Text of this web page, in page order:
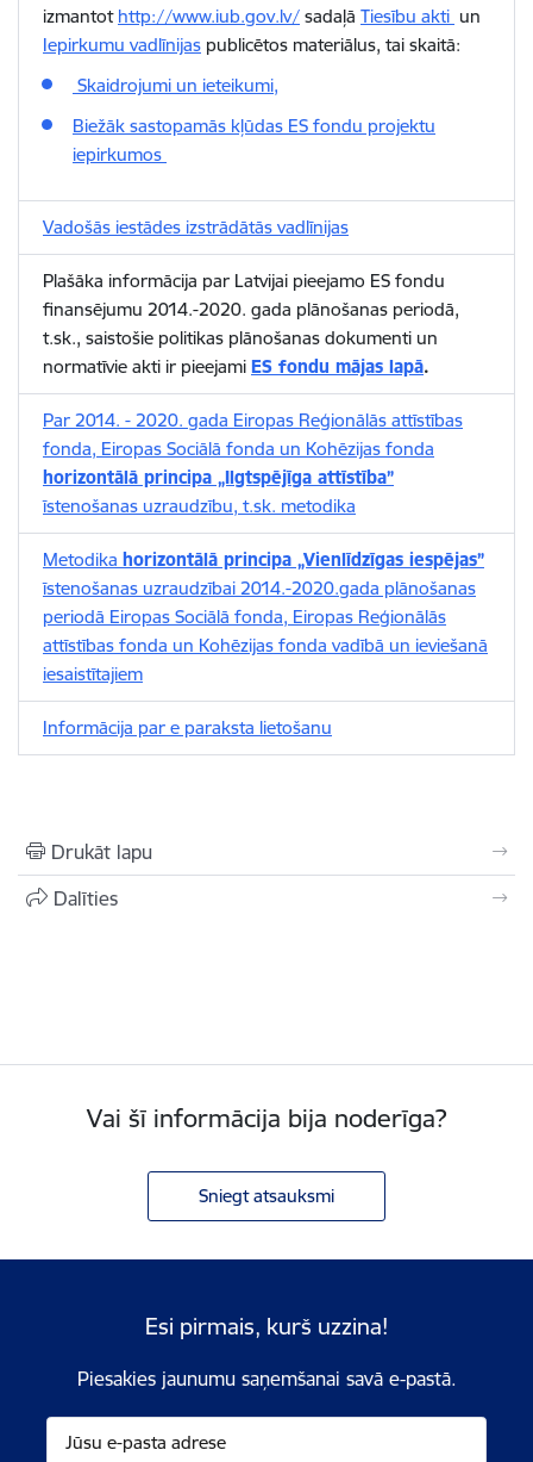
izmantot http://www.iub.gov.lv/ sadaļā Tiesību akti un
Iepirkumu vadlīnijas publicētos materiālus, tai skaitā:
Skaidrojumi un ieteikumi,
Biežāk sastopamās kļūdas ES fondu projektu
iepirkumos
Vadošās iestādes izstrādātās vadlīnijas
Plašāka informācija par Latvijai pieejamo ES fondu
finansējumu 2014.-2020. gada plānošanas periodā,
t.sk., saistošie politikas plānošanas dokumenti un
normatīvie akti ir pieejami ES fondu mājas lapā.
Par 2014. - 2020. gada Eiropas Reģionālās attīstības
fonda, Eiropas Sociālā fonda un Kohēzijas fonda
horizontālā principa „Ilgtspējīga attīstība”
īstenošanas uzraudzību, t.sk. metodika
Metodika horizontālā principa „Vienlīdzīgas iespējas”
īstenošanas uzraudzībai 2014.-2020.gada plānošanas
periodā Eiropas Sociālā fonda, Eiropas Reģionālās
attīstības fonda un Kohēzijas fonda vadībā un ieviešanā
iesaistītajiem
Informācija par e paraksta lietošanu
Drukāt lapu
Dalīties
Vai šī informācija bija noderīga?
Sniegt atsauksmi
Esi pirmais, kurš uzzina!
Piesakies jaunumu saņemšanai savā e-pastā.